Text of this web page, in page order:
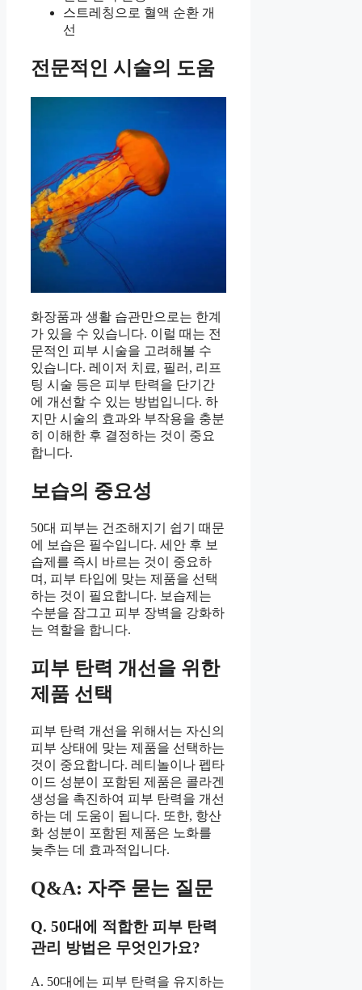
스트레칭으로 혈액 순환 개
선
전문적인 시술의 도움
화장품과 생활 습관만으로는 한계
가 있을 수 있습니다. 이럴 때는 전
문적인 피부 시술을 고려해볼 수
있습니다. 레이저 치료, 필러, 리프
팅 시술 등은 피부 탄력을 단기간
에 개선할 수 있는 방법입니다. 하
지만 시술의 효과와 부작용을 충분
히 이해한 후 결정하는 것이 중요
합니다.
보습의 중요성
50대 피부는 건조해지기 쉽기 때문
에 보습은 필수입니다. 세안 후 보
습제를 즉시 바르는 것이 중요하
며, 피부 타입에 맞는 제품을 선택
하는 것이 필요합니다. 보습제는
수분을 잠그고 피부 장벽을 강화하
는 역할을 합니다.
피부 탄력 개선을 위한
제품 선택
피부 탄력 개선을 위해서는 자신의
피부 상태에 맞는 제품을 선택하는
것이 중요합니다. 레티놀이나 펩타
이드 성분이 포함된 제품은 콜라겐
생성을 촉진하여 피부 탄력을 개선
하는 데 도움이 됩니다. 또한, 항산
화 성분이 포함된 제품은 노화를
늦추는 데 효과적입니다.
Q&A: 자주 묻는 질문
Q. 50대에 적합한 피부 탄력
관리 방법은 무엇인가요?
A. 50대에는 피부 탄력을 유지하는